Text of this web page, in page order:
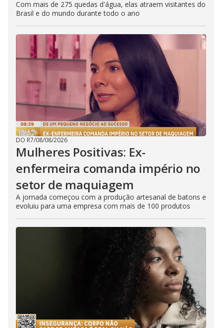
Com mais de 275 quedas d'água, elas atraem visitantes do
Brasil e do mundo durante todo o ano
DO R7/08/08/2026
Mulheres Positivas: Ex-
enfermeira comanda império no
setor de maquiagem
A jornada começou com a produção artesanal de batons e
evoluiu para uma empresa com mais de 100 produtos